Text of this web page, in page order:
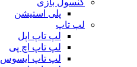
پلی استیشن
لپ تاپ
لپ تاپ اپل
لپ تاپ اچ پی
لپ تاپ ایسوس